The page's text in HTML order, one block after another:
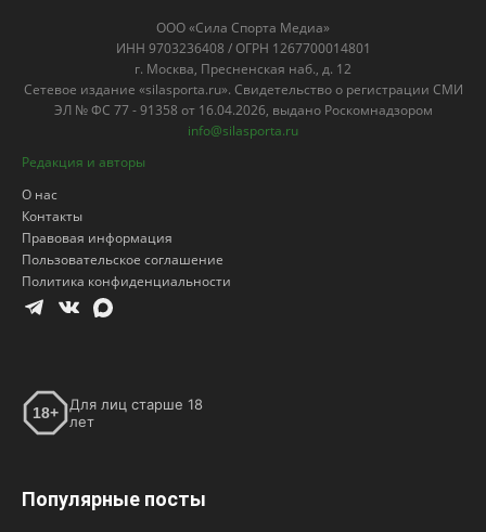
ООО «Сила Спорта Медиа»
ИНН 9703236408 / ОГРН 1267700014801
г. Москва, Пресненская наб., д. 12
Сетевое издание «silasporta.ru». Свидетельство о регистрации СМИ
ЭЛ № ФС 77 - 91358 от 16.04.2026, выдано Роскомнадзором
info@silasporta.ru
Редакция и авторы
О нас
Контакты
Правовая информация
Пользовательское соглашение
Политика конфиденциальности
18+
Для лиц старше 18
лет
Популярные посты